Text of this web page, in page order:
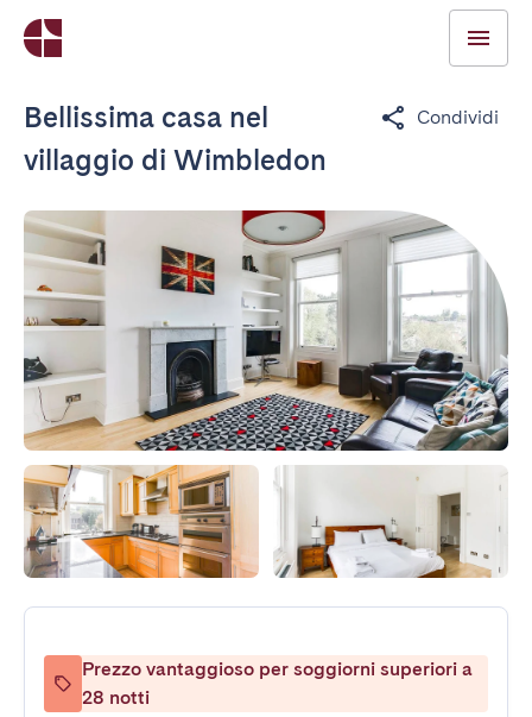
Bellissima casa nel
villaggio di Wimbledon
Condividi
Prezzo vantaggioso per soggiorni superiori a
28 notti